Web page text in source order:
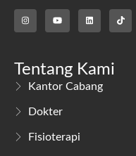
Tentang Kami
Kantor Cabang
Dokter
Fisioterapi